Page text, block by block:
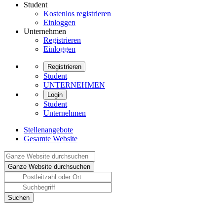
Student
Kostenlos registrieren
Einloggen
Unternehmen
Registrieren
Einloggen
Registrieren
Student
UNTERNEHMEN
Login
Student
Unternehmen
Stellenangebote
Gesamte Website